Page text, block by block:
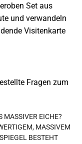
Set aus
und verwandeln
Visitenkarte
Fragen zum
MASSIVER EICHE?
MASSIVEM
BESTEHT